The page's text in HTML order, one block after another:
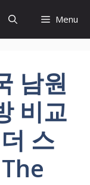
Menu
남원
비교
스